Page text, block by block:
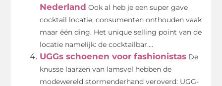
Nederland Ook al heb je een super gave
cocktail locatie, consumenten onthouden vaak
maar één ding. Het unique selling point van de
locatie namelijk: de cocktailbar....
UGGs schoenen voor fashionistas De
knusse laarzen van lamsvel hebben de
modewereld stormenderhand veroverd: UGG-